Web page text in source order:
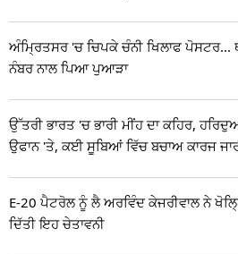
ਅੰਮ੍ਰਿਤਸਰ 'ਚ ਚਿਪਕੇ ਚੰਨੀ ਖਿਲਾਫ
ਨੰਬਰ ਨਾਲ ਪਿਆ ਪੁਆੜਾ
ਉੱਤਰੀ ਭਾਰਤ 'ਚ ਭਾਰੀ ਮੀਂਹ ਦਾ ਕਹਿਰ,
ਉਫਾਨ 'ਤੇ, ਕਈ ਸੂਬਿਆਂ ਵਿੱਚ ਬਚਾਅ ਕਾਰਜ
E-20 ਪੈਟਰੋਲ ਨੂੰ ਲੈ ਅਰਵਿੰਦ ਕੇਜਰੀਵਾਲ ਨੇ
ਦਿੱਤੀ ਇਹ ਚੇਤਾਵਨੀ